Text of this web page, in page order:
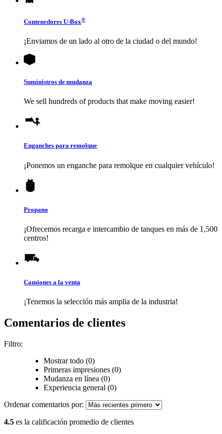
Contenedores U-Box®
¡Enviamos de un lado al otro de la ciudad o del mundo!
Suministros de mudanza
We sell hundreds of products that make moving easier!
Enganches para remolque
¡Ponemos un enganche para remolque en cualquier vehículo!
Propano
¡Ofrecemos recarga e intercambio de tanques en más de 1,500
centros!
Camiones a la venta
¡Tenemos la selección más amplia de la industria!
Comentarios de clientes
Filtro:
Mostrar todo (0)
Primeras impresiones (0)
Mudanza en línea (0)
Experiencia general (0)
Ordenar comentarios por:
4.5 es la calificación promedio de clientes